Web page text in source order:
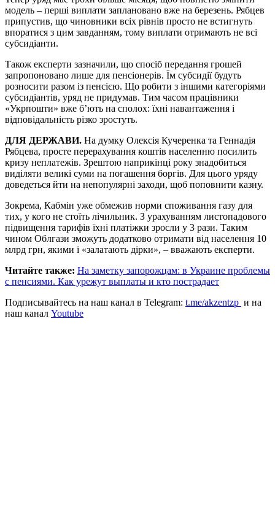
модель – перші виплати заплановано вже на березень. Рябцев
припустив, що чиновники всіх рівнів просто не встигнуть
впоратися з цим завданням, тому виплати отримають не всі
субсидіанти.
Також експерти зазначили, що спосіб передання грошей
запропоновано лише для пенсіонерів. Їм субсидії будуть
розносити разом із пенсією. Що робити з іншими категоріями
субсидіантів, уряд не придумав. Тим часом працівники
«Укрпошти» вже б’ють на сполох: їхні навантаження і
відповідальність різко зростуть.
ДЛЯ ДЕРЖАВИ. На думку Олексія Кучеренка та Геннадія
Рябцева, просте перерахування коштів населенню посилить
кризу неплатежів. Зрештою наприкінці року знадобиться
виділяти великі суми на погашення боргів. Для цього уряду
доведеться йти на непопулярні заходи, щоб поповнити казну.
Зокрема, Кабмін уже обмежив норми споживання газу для
тих, у кого не стоїть лічильник. З урахуванням листопадового
підвищення тарифів їхні платіжки зросли у 3 рази. Таким
чином Облгази зможуть додатково отримати від населення 10
млрд грн, якими і «залатають дірки», – вважають експерти.
Читайте также: На заметку запорожцам: в Украине проблемы
с пенсиями. Как урежут выплаты и кто пострадает
Подписывайтесь на наш канал в Telegram: t.me/akzentzp и на
наш канал Youtube